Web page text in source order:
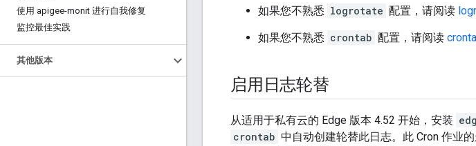
使用 apigee-monit 进行自我修复
监控最佳实践
其他版本
如果您不熟悉 logrotate 配置，请阅读
如果您不熟悉 crontab 配置，请阅读
启用日志轮替
从适用于私有云的 Edge 版本 4.52 开始，安装
crontab 中自动创建轮替此日志。此 Cron 作业